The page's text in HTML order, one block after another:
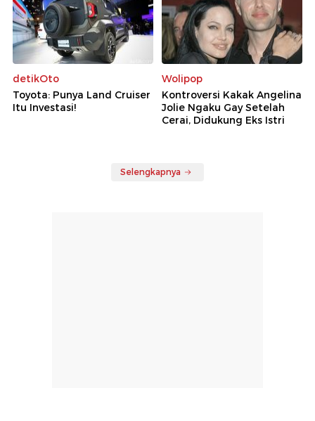
detikOto
Toyota: Punya Land Cruiser
Itu Investasi!
Wolipop
Kontroversi Kakak Angelina
Jolie Ngaku Gay Setelah
Cerai, Didukung Eks Istri
Selengkapnya